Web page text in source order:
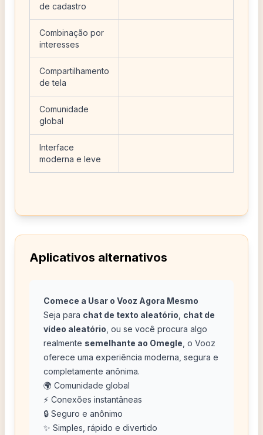
de cadastro
Combinação por
interesses
Compartilhamento
de tela
Comunidade
global
Interface
moderna e leve
Aplicativos alternativos
Comece a Usar o Vooz Agora Mesmo
Seja para chat de texto aleatório chat de
vídeo aleatório , ou se você procura algo
realmente semelhante ao Omegle , o Vooz
oferece uma experiência moderna, segura e
completamente anônima.
🌍 Comunidade global
⚡ Conexões instantâneas
🔒 Seguro e anônimo
✨ Simples, rápido e divertido